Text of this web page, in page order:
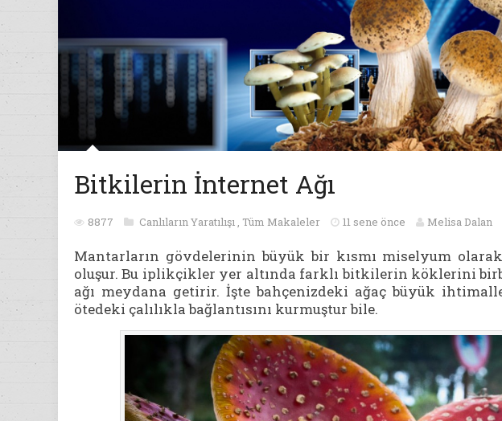
Bitkilerin İnternet Ağı
8877 Canlıların Yaratılışı , Tüm Makaleler 11 sene önce Melisa Dalan
Mantarların gövdelerinin büyük bir kısmı miselyum
oluşur. Bu iplikçikler yer altında farklı bitkilerin köklerini
ağı meydana getirir. İşte bahçenizdeki ağaç büyük
ötedeki çalılıkla bağlantısını kurmuştur bile.